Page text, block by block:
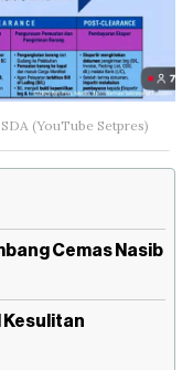
(YouTube Setpres)
Cemas Nasib
Kesulitan